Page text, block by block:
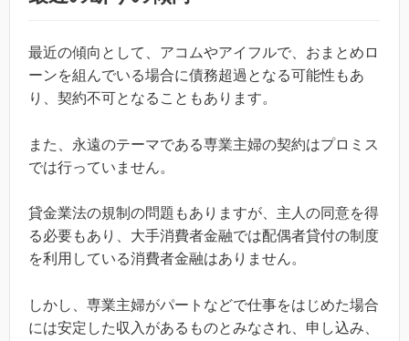
最近の傾向として、アコムやアイフルで、おまとめロ
ーンを組んでいる場合に債務超過となる可能性もあ
り、契約不可となることもあります。
また、永遠のテーマである専業主婦の契約はプロミス
では行っていません。
貸金業法の規制の問題もありますが、主人の同意を得
る必要もあり、大手消費者金融では配偶者貸付の制度
を利用している消費者金融はありません。
しかし、専業主婦がパートなどで仕事をはじめた場合
には安定した収入があるものとみなされ、申し込み、